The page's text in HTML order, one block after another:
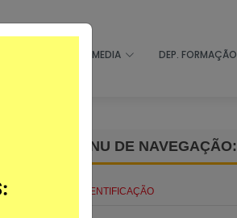
MEDIA DEP. FORMAÇÃO
MENU DE NAVEGAÇÃO:
IDENTIFICAÇÃO